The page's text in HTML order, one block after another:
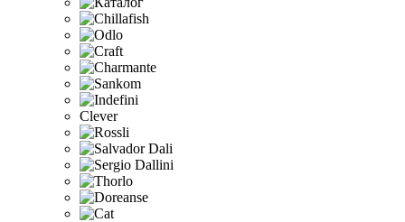
Clever